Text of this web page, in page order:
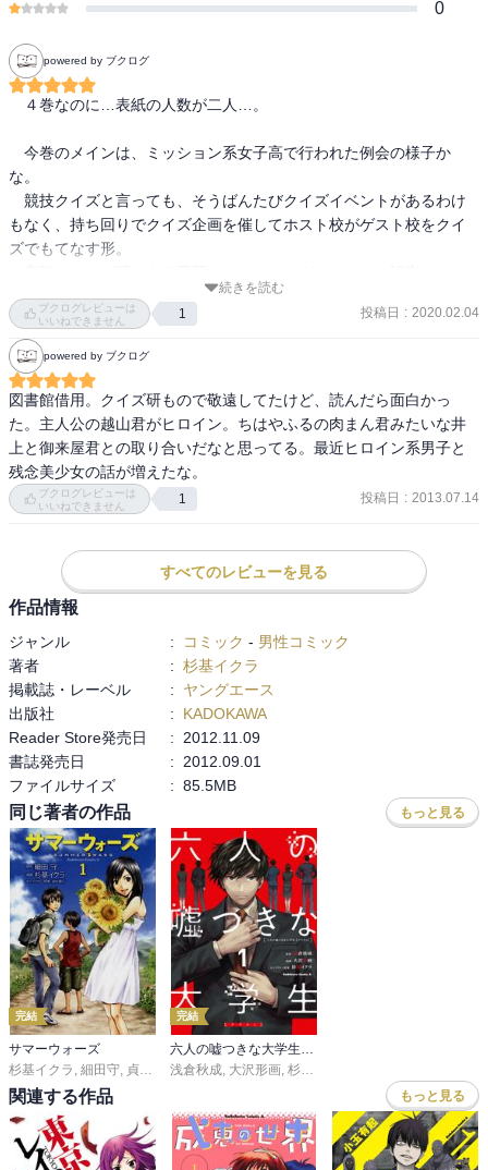
0
powered by ブクログ
４巻なのに…表紙の人数が二人…。
今巻のメインは、ミッション系女子高で行われた例会の様子か
な。
競技クイズと言っても、そうばんたびクイズイベントがあるわけ
もなく、持ち回りでクイズ企画を催してホスト校がゲスト校をクイ
ズでもてなす形。
からないけれど・・・（※クイズ研としての活動もしていた「文芸
部」出身ではあるが少なくともわたしの頃はそんな話は無かった…
文芸部だったからかもしれないが）。
学校の特徴を生かした形式のクイズに、そのルールに則った戦略
など、クイズ好きがクイズ好きの為に描いた作品が伝わり痺れる。
クイズ好き以外も、クイズ戦士たちがどう考えて競技しているか
を知ることができるいい作品だと思う。
続きを読む
ブクログレビューは
いいねできません
1 投稿日 : 2020.02.04
powered by ブクログ
図書館借用。クイズ研もので敬遠してたけど、読んだら面白かっ
た。主人公の越山君がヒロイン。ちはやふるの肉まん君みたいな井
上と御来屋君との取り合いだなと思ってる。最近ヒロイン系男子と
残念美少女の話が増えたな。
ブクログレビューは
いいねできません
1 投稿日 : 2013.07.14
すべてのレビューを見る
作品情報
ジャンル : コミック - 男性コミック
著者
: 杉基イクラ
掲載誌・レーベル
:
ヤングエース
出版社
:
KADOKAWA
Reader Store発売日
:
2012.11.09
書誌発売日
:
2012.09.01
ファイルサイズ
: 85.5MB
同じ著者の作品 もっと見る
完結
サマーウォーズ
杉基イクラ , 細田守, 貞本義行
完結
六人の嘘つきな大学生【プラス１】
浅倉秋成, 大沢形画, 杉基イクラ
関連する作品 もっと見る